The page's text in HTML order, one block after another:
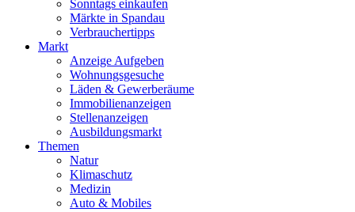
Sonntags einkaufen
Märkte in Spandau
Verbrauchertipps
Markt
Anzeige Aufgeben
Wohnungsgesuche
Läden & Gewerberäume
Immobilienanzeigen
Stellenanzeigen
Ausbildungsmarkt
Themen
Natur
Klimaschutz
Medizin
Auto & Mobiles